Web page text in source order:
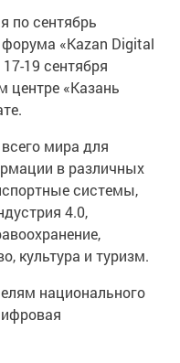
по сентябрь
«Kazan Digital
19 сентября
«Казань
мира для
в различных
системы,
4.0,
культура и туризм.
национального